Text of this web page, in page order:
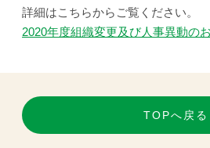
詳細はこちらからご覧ください。
2020年度組織変更及び人事異動の
TOPへ戻る